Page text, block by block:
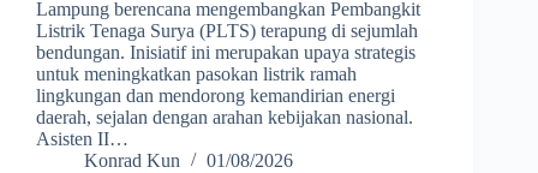
Lampung berencana mengembangkan Pembangkit
Listrik Tenaga Surya (PLTS) terapung di sejumlah
bendungan. Inisiatif ini merupakan upaya strategis
untuk meningkatkan pasokan listrik ramah
lingkungan dan mendorong kemandirian energi
daerah, sejalan dengan arahan kebijakan nasional.
Asisten II…
Konrad Kun
01/08/2026